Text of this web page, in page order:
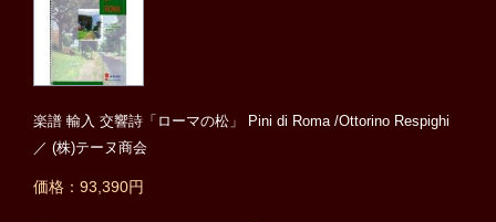
楽譜 輸入 交響詩「ローマの松」 Pini di Roma /Ottorino Respighi
／ (株)テーヌ商会
価格：93,390円